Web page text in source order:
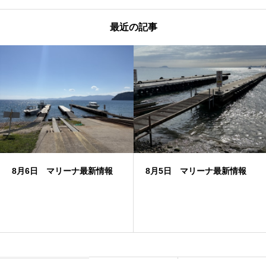
最近の記事
8月6日 マリーナ最新情報 8月5日 マリーナ最新情報